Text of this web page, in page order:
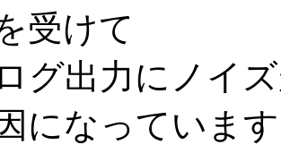
受けて
グ出力にノイ
になっていま